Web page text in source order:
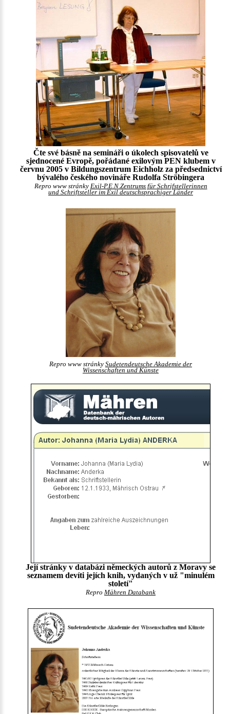
Čte své básně na semináři o úkolech spisovatelů ve
sjednocené Evropě, pořádané exilovým PEN klubem v
červnu 2005 v Bildungszentrum Eichholz za předsednictví
bývalého českého novináře Rudolfa Ströbingera
Repro www stránky Exil-P.E.N.Zentrums für Schrifstellerinnen
und Schriftsteller im Exil deutschsprachiger Länder
Repro www stránky Sudetendeutsche Akademie der
Wissenschaften und Künste
Její stránky v databázi německých autorů z Moravy se
seznamem devíti jejích knih, vydaných v už "minulém
století"
Repro Mähren Databank